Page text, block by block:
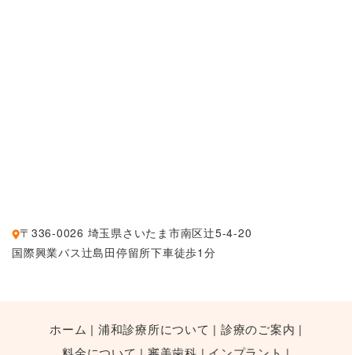
〒336-0026 埼玉県さいたま市南区辻5-4-20
国際興業バス辻島田停留所下車徒歩1分
ホーム 浦和診療所について
診療のご案内